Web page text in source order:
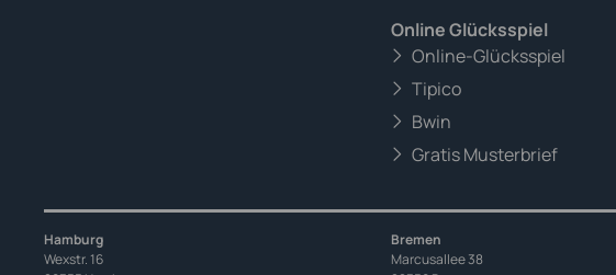
Online Glücksspiel
Online-Glücksspiel
Tipico
Bwin
Gratis Musterbrief
Hamburg
Wexstr. 16
Bremen
Marcusallee 38